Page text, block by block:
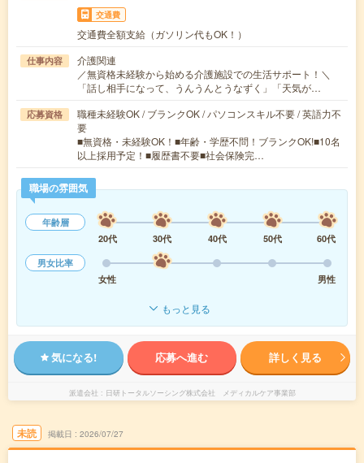
交通費
交通費全額支給（ガソリン代もOK！）
仕事内容
介護関連
／無資格未経験から始める介護施設での生活サポート！＼
「話し相手になって、うんうんとうなずく」「天気が…
応募資格
職種未経験OK / ブランクOK / パソコンスキル不要 / 英語力不
要
■無資格・未経験OK！■年齢・学歴不問！ブランクOK!■10名
以上採用予定！■履歴書不要■社会保険完…
職場の雰囲気
年齢層
20代
30代 40代 50代
60代
男女比率
女性
男性
もっと見る
気になる! 応募へ進む 詳しく見る
派遣会社 日研トータルソーシング株式会社 メディカルケア事業部
未読 掲載日 2026/07/27